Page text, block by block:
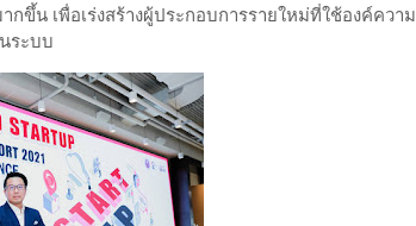
กขึ้น เพื่อเร่งสร้างผู้ประกอบการรายใหม่ที่ใช้องค์ความ
ระบบ